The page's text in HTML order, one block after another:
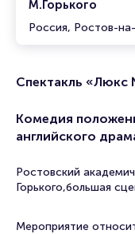
М.Горького
Россия, Ростов-
Спектакль «Люкс
Комедия
английского
Ростовский
Горького,большая
Мероприятие